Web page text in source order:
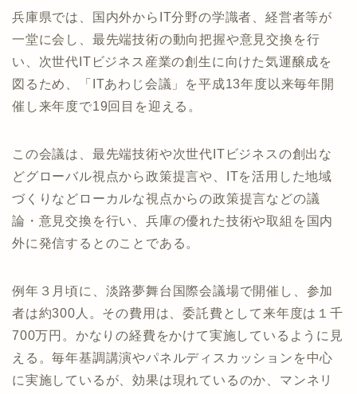
兵庫県では、国内外からIT分野の学識者、経営者等が
一堂に会し、最先端技術の動向把握や意見交換を行
い、次世代ITビジネス産業の創生に向けた気運醸成を
図るため、「ITあわじ会議」を平成13年度以来毎年開
催し来年度で19回目を迎える。
この会議は、最先端技術や次世代ITビジネスの創出な
どグローバル視点から政策提言や、ITを活用した地域
づくりなどローカルな視点からの政策提言などの議
論・意見交換を行い、兵庫の優れた技術や取組を国内
外に発信するとのことである。
例年３月頃に、淡路夢舞台国際会議場で開催し、参加
者は約300人。その費用は、委託費として来年度は１千
700万円。かなりの経費をかけて実施しているように見
える。毎年基調講演やパネルディスカッションを中心
に実施しているが、効果は現れているのか、マンネリ